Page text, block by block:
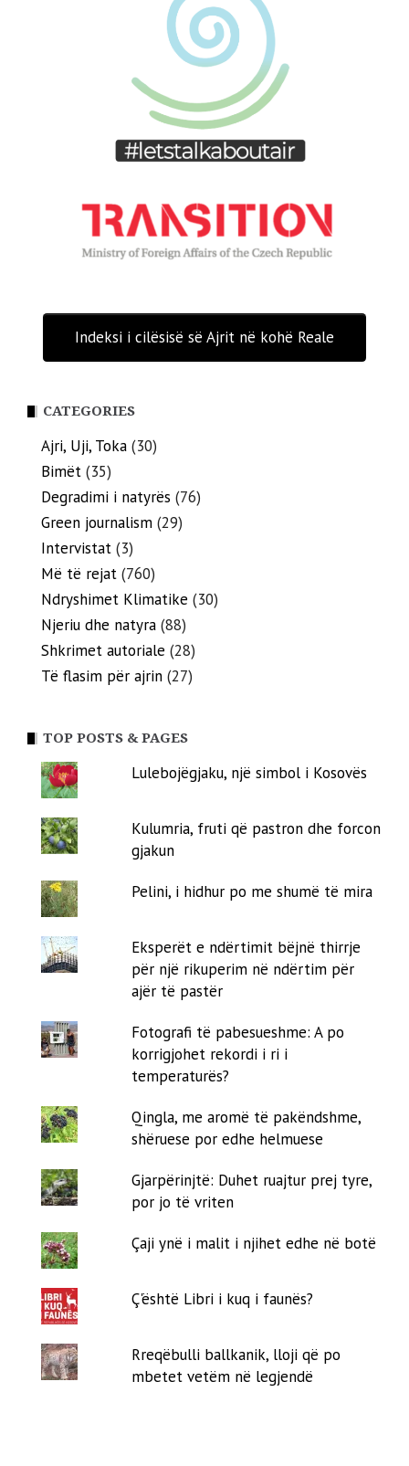
Indeksi i cilësisë së Ajrit në kohë Reale
CATEGORIES
Ajri, Uji, Toka (30)
Bimët (35)
Degradimi i natyrës (76)
Green journalism (29)
Intervistat (3)
Më të rejat (760)
Ndryshimet Klimatike (30)
Njeriu dhe natyra (88)
Shkrimet autoriale (28)
Të flasim për ajrin (27)
TOP POSTS & PAGES
Lulebojëgjaku, një simbol i Kosovës
Kulumria, fruti që pastron dhe forcon
gjakun
Pelini, i hidhur po me shumë të mira
Eksperët e ndërtimit bëjnë thirrje
për një rikuperim në ndërtim për
ajër të pastër
Fotografi të pabesueshme: A po
korrigjohet rekordi i ri i
temperaturës?
Qingla, me aromë të pakëndshme,
shëruese por edhe helmuese
Gjarpërinjtë: Duhet ruajtur prej tyre,
por jo të vriten
Çaji ynë i malit i njihet edhe në botë
Ç'është Libri i kuq i faunës?
Rreqëbulli ballkanik, lloji që po
mbetet vetëm në legjendë